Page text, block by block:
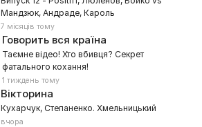
Мандзюк, Андраде, Кароль
7 місяців тому
Говорить вся країна
Таємне відео! Хто вбивця? Секрет
фатального кохання!
1 тиждень тому
Вікторина
Кухарчук, Степаненко. Хмельницький
вчора